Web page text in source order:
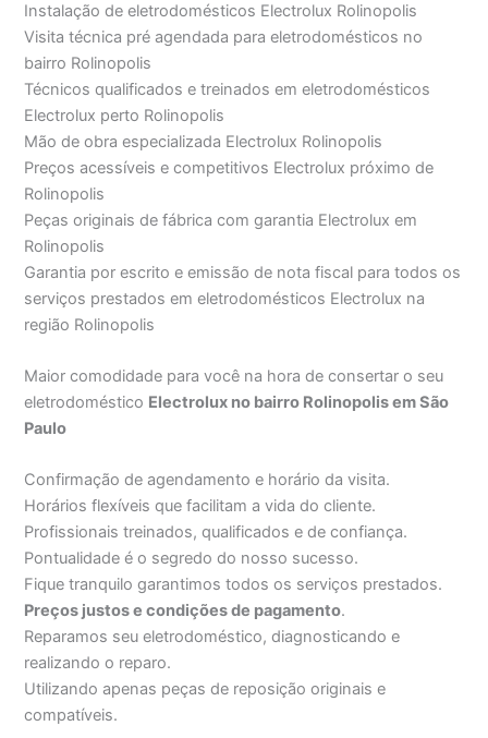
Instalação de eletrodomésticos Electrolux Rolinopolis
Visita técnica pré agendada para eletrodomésticos no
bairro Rolinopolis
Técnicos qualificados e treinados em eletrodomésticos
Electrolux perto Rolinopolis
Mão de obra especializada Electrolux Rolinopolis
Preços acessíveis e competitivos Electrolux próximo de
Rolinopolis
Peças originais de fábrica com garantia Electrolux em
Rolinopolis
Garantia por escrito e emissão de nota fiscal para todos os
serviços prestados em eletrodomésticos Electrolux na
região Rolinopolis
Maior comodidade para você na hora de consertar o seu
eletrodoméstico Electrolux no bairro Rolinopolis em São
Paulo
Confirmação de agendamento e horário da visita.
Horários flexíveis que facilitam a vida do cliente.
Profissionais treinados, qualificados e de confiança.
Pontualidade é o segredo do nosso sucesso.
Fique tranquilo garantimos todos os serviços prestados.
Preços justos e condições de pagamento.
Reparamos seu eletrodoméstico, diagnosticando e
realizando o reparo.
Utilizando apenas peças de reposição originais e
compatíveis.